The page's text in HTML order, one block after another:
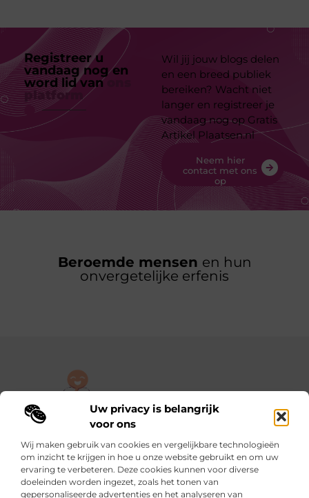
Uw privacy is belangrijk
voor ons
Wij maken gebruik van cookies en vergelijkbare technologieën
om inzicht te krijgen in hoe u onze website gebruikt en om uw
ervaring te verbeteren. Deze cookies kunnen voor diverse
doeleinden worden ingezet, zoals het tonen van
gepersonaliseerde advertenties en het analyseren van
Registreer u
vandaag nog en
word lid van
platform
Wil jij jouw blogs delen
en een breed publiek
bereiken? Wacht niet
langer en registreer je
vandaag nog op Gratis
Artikel Plaatsen.nl
Neem hier
contact met ons
op
Beroemde mensen en hun
onvergetelijke erfenis
De plek om jouw verhaal te delen, gratis en eenvoudig.
Verken een rijke verzameling blogs en artikelen die alles uit het
dagelijks leven behandelen, van persoonlijke verhalen tot
praktische tips.